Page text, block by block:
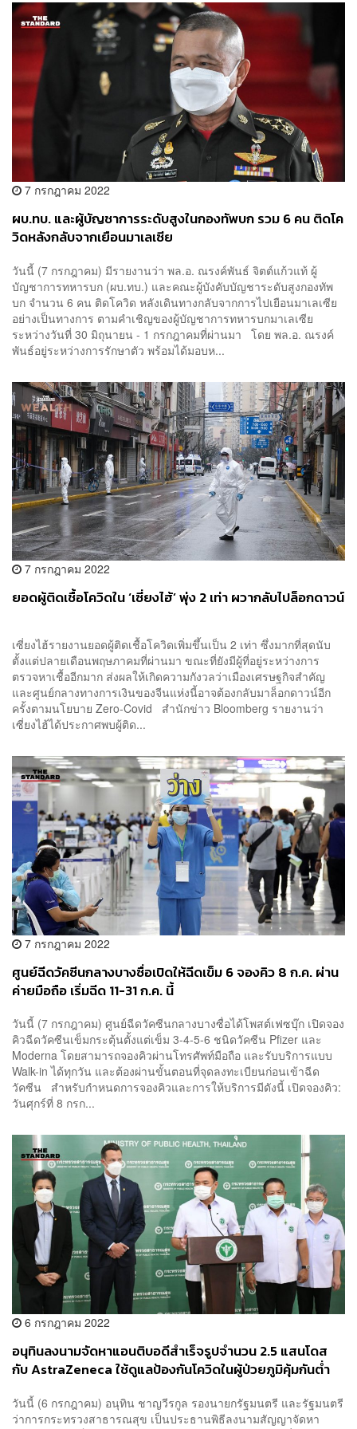
7 กรกฎาคม 2022
ผบ.ทบ. และผู้บัญชาการระดับสูงในกองทัพบก รวม 6 คน ติดโค
วิดหลังกลับจากเยือนมาเลเซีย
วันนี้ (7 กรกฎาคม) มีรายงานว่า พล.อ. ณรงค์พันธ์ จิตต์แก้วแท้ ผู้
บัญชาการทหารบก (ผบ.ทบ.) และคณะผู้บังคับบัญชาระดับสูงกองทัพ
บก จำนวน 6 คน ติดโควิด หลังเดินทางกลับจากการไปเยือนมาเลเซีย
อย่างเป็นทางการ ตามคำเชิญของผู้บัญชาการทหารบกมาเลเซีย
ระหว่างวันที่ 30 มิถุนายน - 1 กรกฎาคมที่ผ่านมา โดย พล.อ. ณรงค์
พันธ์อยู่ระหว่างการรักษาตัว พร้อมได้มอบห...
7 กรกฎาคม 2022
ยอดผู้ติดเชื้อโควิดใน ‘เซี่ยงไฮ้’ พุ่ง 2 เท่า ผวากลับไปล็อกดาวน์
เซี่ยงไฮ้รายงานยอดผู้ติดเชื้อโควิดเพิ่มขึ้นเป็น 2 เท่า ซึ่งมากที่สุดนับ
ตั้งแต่ปลายเดือนพฤษภาคมที่ผ่านมา ขณะที่ยังมีผู้ที่อยู่ระหว่างการ
ตรวจหาเชื้ออีกมาก ส่งผลให้เกิดความกังวลว่าเมืองเศรษฐกิจสำคัญ
และศูนย์กลางทางการเงินของจีนแห่งนี้อาจต้องกลับมาล็อกดาวน์อีก
ครั้งตามนโยบาย Zero-Covid สำนักข่าว Bloomberg รายงานว่า
เซี่ยงไฮ้ได้ประกาศพบผู้ติด...
7 กรกฎาคม 2022
ศูนย์ฉีดวัคซีนกลางบางซื่อเปิดให้ฉีดเข็ม 6 จองคิว 8 ก.ค. ผ่าน
ค่ายมือถือ เริ่มฉีด 11-31 ก.ค. นี้
วันนี้ (7 กรกฎาคม) ศูนย์ฉีดวัคซีนกลางบางซื่อได้โพสต์เฟซบุ๊ก เปิดจอง
คิวฉีดวัคซีนเข็มกระตุ้นตั้งแต่เข็ม 3-4-5-6 ชนิดวัคซีน Pfizer และ
Moderna โดยสามารถจองคิวผ่านโทรศัพท์มือถือ และรับบริการแบบ
Walk-in ได้ทุกวัน และต้องผ่านขั้นตอนที่จุดลงทะเบียนก่อนเข้าฉีด
วัคซีน สำหรับกำหนดการจองคิวและการให้บริการมีดังนี้ เปิดจองคิว:
วันศุกร์ที่ 8 กรก...
6 กรกฎาคม 2022
อนุทินลงนามจัดหาแอนติบอดีสำเร็จรูปจำนวน 2.5 แสนโดส
กับ AstraZeneca ใช้ดูแลป้องกันโควิดในผู้ป่วยภูมิคุ้มกันต่ำ
วันนี้ (6 กรกฎาคม) อนุทิน ชาญวีรกูล รองนายกรัฐมนตรี และรัฐมนตรี
ว่าการกระทรวงสาธารณสุข เป็นประธานพิธีลงนามสัญญาจัดหา